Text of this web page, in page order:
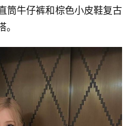
筒牛仔裤和棕色小皮鞋复古